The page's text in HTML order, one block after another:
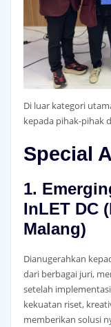
Di luar kategori
kepada pihak-pihak
Special
1.
InLET DC (
Malang)
Dianugerahkan
dari berbagai juri,
setelah
kekuatan riset,
memberikan solusi